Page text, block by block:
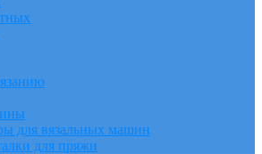
для вязальных машин
для пряжи